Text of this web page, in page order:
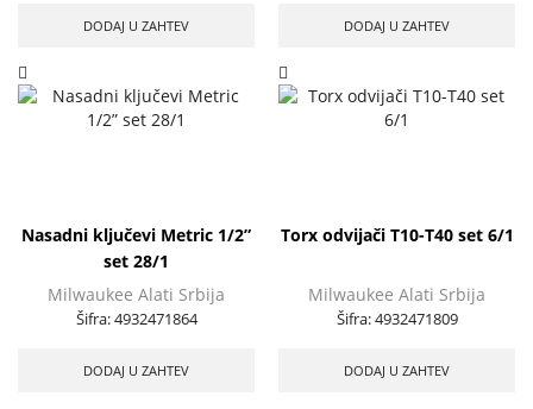
DODAJ U ZAHTEV DODAJ U ZAHTEV
Nasadni ključevi Metric 1/2”
set 28/1
Milwaukee Alati Srbija
Šifra:4932471864
DODAJ U ZAHTEV
Torx odvijači T10-T40 set 6/1
Milwaukee Alati Srbija
Šifra:4932471809
DODAJ U ZAHTEV